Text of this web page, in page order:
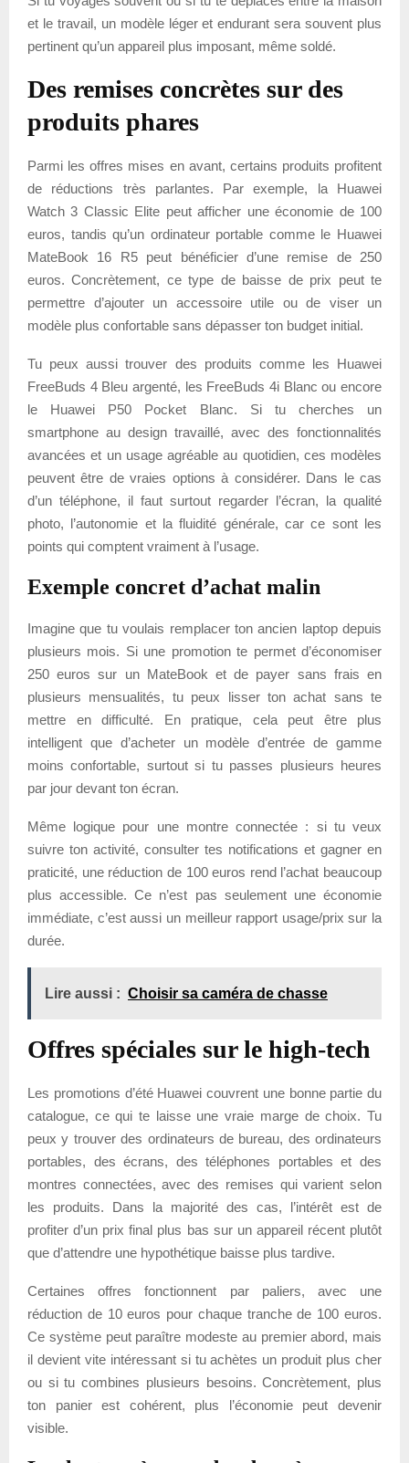
et le travail, un modèle léger et endurant sera souvent plus
pertinent qu’un appareil plus imposant, même soldé.
Des remises concrètes sur des
produits phares
Parmi les offres mises en avant, certains produits profitent
de réductions très parlantes. Par exemple, la Huawei
Watch 3 Classic Elite peut afficher une économie de 100
euros, tandis qu’un ordinateur portable comme le Huawei
MateBook 16 R5 peut bénéficier d’une remise de 250
euros. Concrètement, ce type de baisse de prix peut te
permettre d’ajouter un accessoire utile ou de viser un
modèle plus confortable sans dépasser ton budget initial.
Tu peux aussi trouver des produits comme les Huawei
FreeBuds 4 Bleu argenté, les FreeBuds 4i Blanc ou encore
le Huawei P50 Pocket Blanc. Si tu cherches un
smartphone au design travaillé, avec des fonctionnalités
avancées et un usage agréable au quotidien, ces modèles
peuvent être de vraies options à considérer. Dans le cas
d’un téléphone, il faut surtout regarder l’écran, la qualité
photo, l’autonomie et la fluidité générale, car ce sont les
points qui comptent vraiment à l’usage.
Exemple concret d’achat malin
Imagine que tu voulais remplacer ton ancien laptop depuis
plusieurs mois. Si une promotion te permet d’économiser
250 euros sur un MateBook et de payer sans frais en
plusieurs mensualités, tu peux lisser ton achat sans te
mettre en difficulté. En pratique, cela peut être plus
intelligent que d’acheter un modèle d’entrée de gamme
moins confortable, surtout si tu passes plusieurs heures
par jour devant ton écran.
Même logique pour une montre connectée : si tu veux
suivre ton activité, consulter tes notifications et gagner en
praticité, une réduction de 100 euros rend l’achat beaucoup
plus accessible. Ce n’est pas seulement une économie
immédiate, c’est aussi un meilleur rapport usage/prix sur la
durée.
Lire aussi : Choisir sa caméra de chasse
Offres spéciales sur le high-tech
Les promotions d’été Huawei couvrent une bonne partie du
catalogue, ce qui te laisse une vraie marge de choix. Tu
peux y trouver des ordinateurs de bureau, des ordinateurs
portables, des écrans, des téléphones portables et des
montres connectées, avec des remises qui varient selon
les produits. Dans la majorité des cas, l’intérêt est de
profiter d’un prix final plus bas sur un appareil récent plutôt
que d’attendre une hypothétique baisse plus tardive.
Certaines offres fonctionnent par paliers, avec une
réduction de 10 euros pour chaque tranche de 100 euros.
Ce système peut paraître modeste au premier abord, mais
il devient vite intéressant si tu achètes un produit plus cher
ou si tu combines plusieurs besoins. Concrètement, plus
ton panier est cohérent, plus l’économie peut devenir
visible.